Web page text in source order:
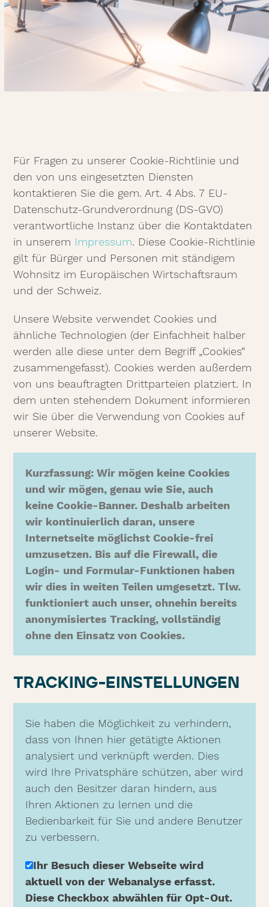
Für Fragen zu unserer Cookie-Richtlinie und
den von uns eingesetzten Diensten
kontaktieren Sie die gem. Art. 4 Abs. 7 EU-
Datenschutz-Grundverordnung (DS-GVO)
verantwortliche Instanz über die Kontaktdaten
in unserem Impressum. Diese Cookie-Richtlinie
gilt für Bürger und Personen mit ständigem
Wohnsitz im Europäischen Wirtschaftsraum
und der Schweiz.
Unsere Website verwendet Cookies und
ähnliche Technologien (der Einfachheit halber
werden alle diese unter dem Begriff „Cookies“
zusammengefasst). Cookies werden außerdem
von uns beauftragten Drittparteien platziert. In
dem unten stehendem Dokument informieren
wir Sie über die Verwendung von Cookies auf
unserer Website.
Kurzfassung: Wir mögen keine Cookies
und wir mögen, genau wie Sie, auch
keine Cookie-Banner. Deshalb arbeiten
wir kontinuierlich daran, unsere
Internetseite möglichst Cookie-frei
umzusetzen. Bis auf die Firewall, die
Login- und Formular-Funktionen haben
wir dies in weiten Teilen umgesetzt. Tlw.
funktioniert auch unser, ohnehin bereits
anonymisiertes Tracking, vollständig
ohne den Einsatz von Cookies.
TRACKING-EINSTELLUNGEN
Sie haben die Möglichkeit zu verhindern,
dass von Ihnen hier getätigte Aktionen
analysiert und verknüpft werden. Dies
wird Ihre Privatsphäre schützen, aber wird
auch den Besitzer daran hindern, aus
Ihren Aktionen zu lernen und die
Bedienbarkeit für Sie und andere Benutzer
zu verbessern.
Ihr Besuch dieser Webseite wird
aktuell von der Webanalyse erfasst.
Diese Checkbox abwählen für Opt-Out.